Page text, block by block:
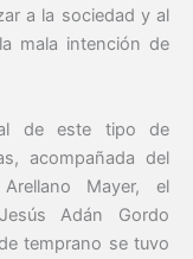
a la sociedad y al
mala intención de
de este tipo de
acompañada del
Mayer, el
Adán Gordo
temprano se tuvo